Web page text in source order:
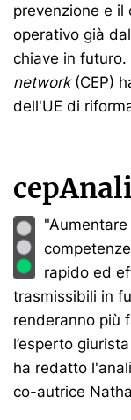
prevenzione e il
operativo già
chiave in futuro.
network(CEP)
dell'UE di
rapido ed
trasmissibili in
renderanno più
l’esperto
ha redatto
co-autrice